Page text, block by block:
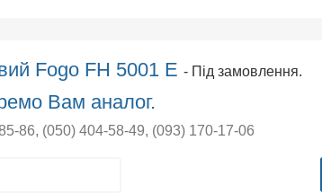
Fogo FH 5001 E- Під замовлення.
Вам аналог.
86, (050) 404-58-49, (093) 170-17-06